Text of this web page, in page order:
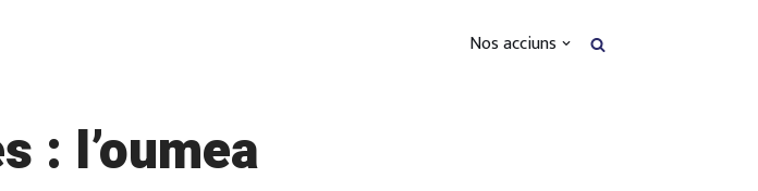
Nos acciuns
: l’oumea